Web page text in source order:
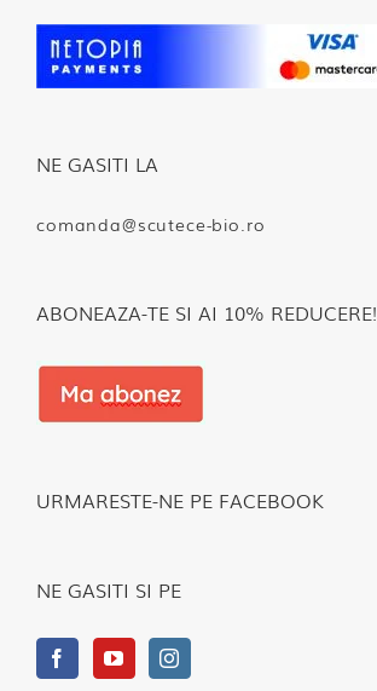
NE GASITI LA
comanda@scutece-bio.ro
ABONEAZA-TE SI AI 10% REDUCERE!
URMARESTE-NE PE FACEBOOK
NE GASITI SI PE